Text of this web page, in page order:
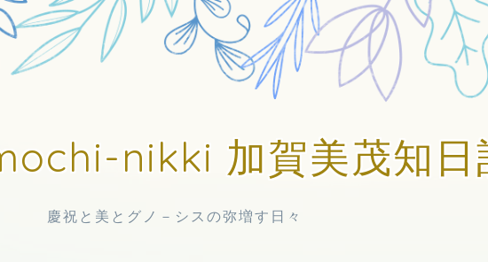
nikki 加賀美茂知日
慶祝と美とグノ－シスの弥増す日々